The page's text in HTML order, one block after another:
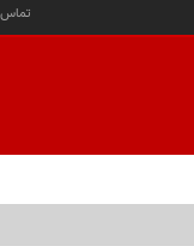
تماس